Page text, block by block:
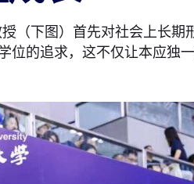
（下图）首先对社会上长
位的追求，这不仅让本应独